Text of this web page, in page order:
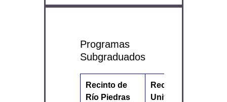
Programas
Subgraduados
Recinto de
Río Piedras
Recinto
Universitario de